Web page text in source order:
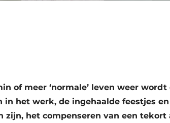
of meer ‘normale’ leven weer
in het werk, de ingehaalde feestjes
het compenseren van een tekort